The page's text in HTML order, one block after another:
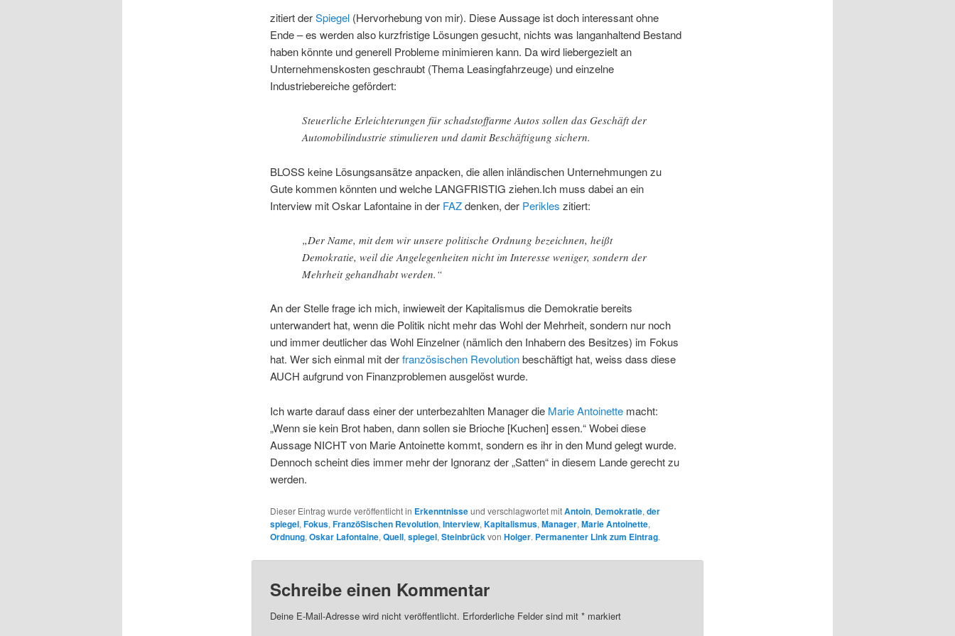
zitiert derSpiegel(Hervorhebung von mir). Diese Aussage ist doch interessant ohne
Ende – es werden also kurzfristige Lösungen gesucht, nichts was langanhaltend Bestand
haben könnte und generell Probleme minimieren kann. Da wird liebergezielt an
Unternehmenskosten geschraubt (Thema Leasingfahrzeuge) und einzelne
Industriebereiche gefördert:
Steuerliche Erleichterungen für schadstoffarme Autos sollen das Geschäft der
Automobilindustrie stimulieren und damit Beschäftigung sichern.
BLOSS keine Lösungsansätze anpacken, die allen inländischen Unternehmungen zu
Gute kommen könnten und welche LANGFRISTIG ziehen.Ich muss dabei an ein
Interview mit Oskar Lafontaine in der FAZdenken, der Perikles zitiert:
„Der Name, mit dem wir unsere politische Ordnung bezeichnen, heißt
Demokratie, weil die Angelegenheiten nicht im Interesse weniger, sondern der
Mehrheit gehandhabt werden.“
An der Stelle frage ich mich, inwieweit der Kapitalismus die Demokratie bereits
unterwandert hat, wenn die Politik nicht mehr das Wohl der Mehrheit, sondern nur noch
und immer deutlicher das Wohl Einzelner (nämlich den Inhabern des Besitzes) im Fokus
hat. Wer sich einmal mit derfranzösischen Revolutionbeschäftigt hat, weiss dass diese
AUCH aufgrund von Finanzproblemen ausgelöst wurde.
Ich warte darauf dass einer der unterbezahlten Manager die Marie Antoinettemacht:
„Wenn sie kein Brot haben, dann sollen sie Brioche [Kuchen] essen.“ Wobei diese
Aussage NICHT von Marie Antoinette kommt, sondern es ihr in den Mund gelegt wurde.
Dennoch scheint dies immer mehr der Ignoranz der „Satten“ in diesem Lande gerecht zu
werden.
Dieser Eintrag wurde veröffentlicht in Erkenntnisseund verschlagwortet mitAntoin, Demokratie, der
spiegel, Fokus, FranzöSischen Revolution, Interview, Kapitalismus, Manager, Marie Antoinette,
Ordnung, Oskar Lafontaine, Quell, spiegel, Steinbrückvon Holger. Permanenter Link zum Eintrag.
Schreibe einen Kommentar
Deine E-Mail-Adresse wird nicht veröffentlicht. Erforderliche Felder sind mit *markiert